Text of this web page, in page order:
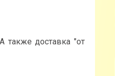
также доставка "от